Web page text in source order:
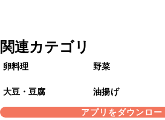
関連カテゴリ
卵料理 野菜
大豆・豆腐
油揚げ
アプリをダウンロー